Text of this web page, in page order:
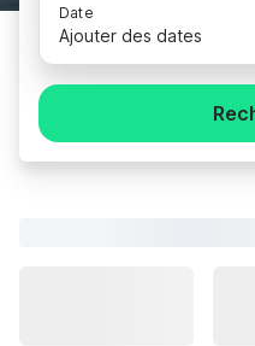
Date
Ajouter des dates